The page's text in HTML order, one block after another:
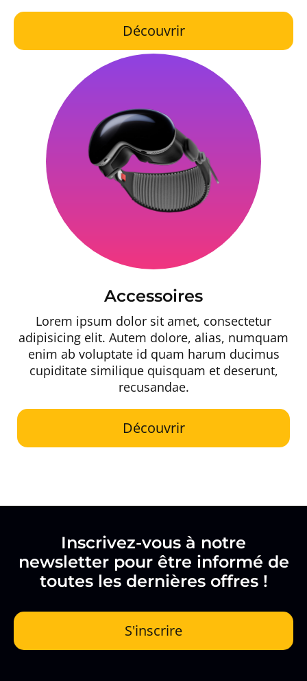
Découvrir
Accessoires
Lorem ipsum dolor sit amet, consectetur
adipisicing elit. Autem dolore, alias, numquam
enim ab voluptate id quam harum ducimus
cupiditate similique quisquam et deserunt,
recusandae.
Découvrir
Inscrivez-vous à notre
newsletter pour être informé de
toutes les dernières offres !
S'inscrire